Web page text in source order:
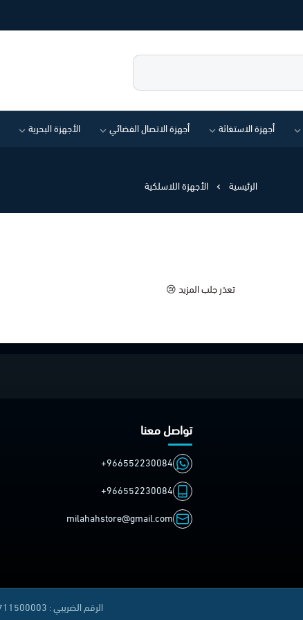
أجهزة الاستغاثة أجهزة الاتصال الفضائي الأجهزة البحرية
الرئيسية الأجهزة اللاسلكية
تعذر جلب المزيد 😢
تواصل معنا
+966552230084
+966552230084
milahahstore@gmail.com
الرقم الضريبي : 310414711500003